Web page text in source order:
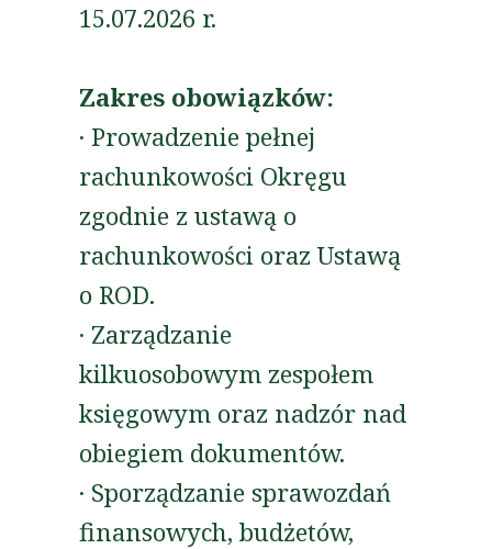
15.07.2026 r.
Zakres obowiązków:
· Prowadzenie pełnej
rachunkowości Okręgu
zgodnie z ustawą o
rachunkowości oraz Ustawą
o ROD.
· Zarządzanie
kilkuosobowym zespołem
księgowym oraz nadzór nad
obiegiem dokumentów.
· Sporządzanie sprawozdań
finansowych, budżetów,